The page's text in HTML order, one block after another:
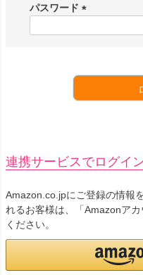
)
パスワード
連携サービスでログイ
Amazon.co.jpにご登録の情報
れるお客様は、「Amazonア
ください。